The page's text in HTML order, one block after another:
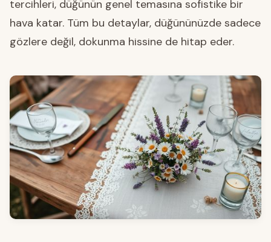
tercihleri, düğünün genel temasına sofistike bir
hava katar. Tüm bu detaylar, düğününüzde sadece
gözlere değil, dokunma hissine de hitap eder.